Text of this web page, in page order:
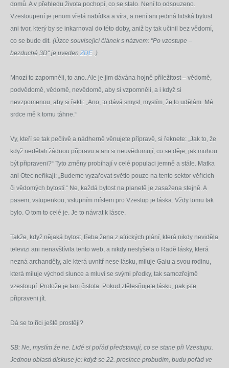
domů. A v přehledu života pochopí, co se stalo. Není to odsouzeno.
Vzestoupení je jenom vřelá nabídka a víra, a není ani jediná lidská bytost
ani tvor, který by se inkarnoval do této doby, aniž by tak učinil bez vědomí,
co se bude dít. (Úzce související článek s názvem: "Po vzostupe –
bezduché 3D" je uveden ZDE .)
Mnozí to zapomněli, to ano. Ale je jim dávána hojně příležitost – vědomě,
podvědomě, vědomě, nevědomě, aby si vzpomněli, a i když si
nevzpomenou, aby si řekli: „Ano, to dává smysl, myslím, že to udělám. Mé
srdce mě k tomu táhne.“
Vy, kteří se tak pečlivě a nádherně věnujete přípravě, si řeknete: „Jak to, že
když nedělali žádnou přípravu a ani si neuvědomují, co se děje, jak mohou
být připraveni?“ Tyto změny probíhají v celé populaci jemně a stále. Matka
ani Otec neříkají: „Budeme vyzařovat světlo pouze na tento sektor věřících
či vědomých bytostí.“ Ne, každá bytost na planetě je zasažena stejně. A
pasem, vstupenkou, vstupním místem pro Vzestup je láska. Vždy tomu tak
bylo. O tom to celé je. Je to návrat k lásce.
Takže, když nějaká bytost, třeba žena z afrických plání, která nikdy neviděla
televizi ani nenavštívila tento web, a nikdy neslyšela o Radě lásky, která
nezná archanděly, ale která uvnitř nese lásku, miluje Gaiu a svou rodinu,
která miluje východ slunce a mluví se svými předky, tak samozřejmě
vzestoupí. Protože je tam čistota. Pokud ztělesňujete lásku, pak jste
připraveni jít.
Dá se to říci ještě prostěji?
SB: Ne, myslím že ne. Lidé si pořád představují, co se stane při Vzestupu.
Jednou oblastí diskuse je: když se 22. prosince probudím, budu pořád ve